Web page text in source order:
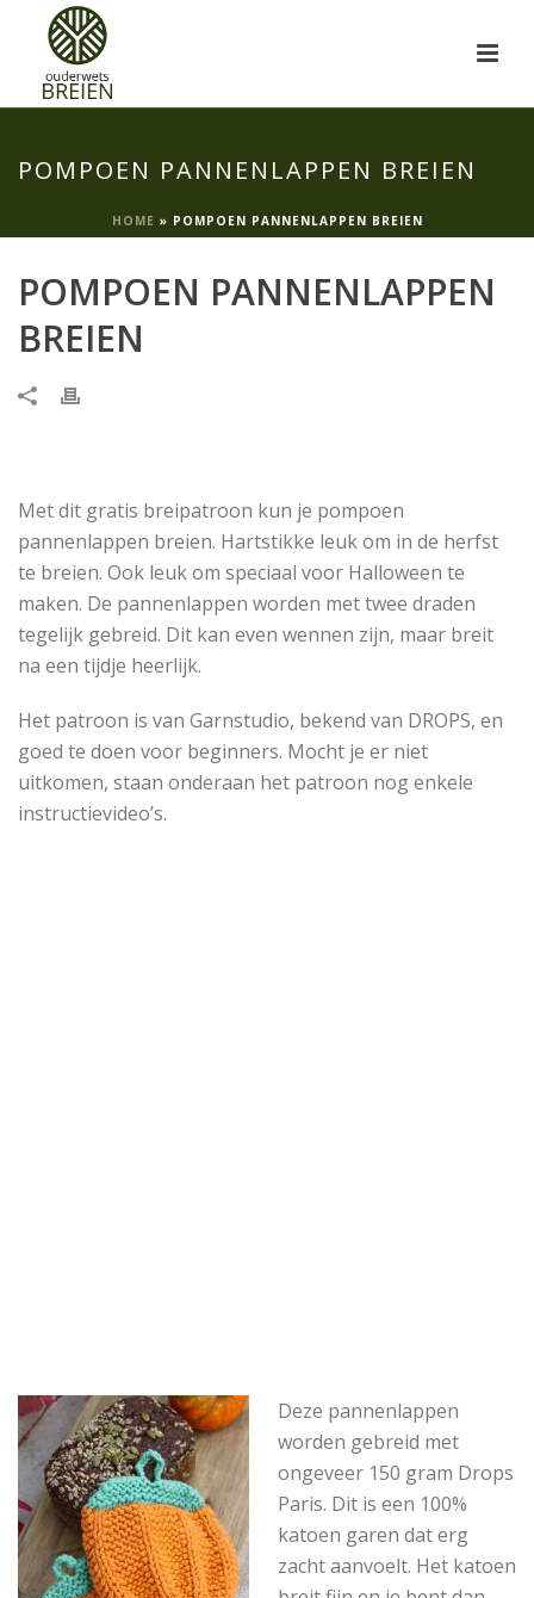
POMPOEN PANNENLAPPEN BREIEN
HOME » POMPOEN PANNENLAPPEN BREIEN
POMPOEN PANNENLAPPEN
BREIEN
Met dit gratis breipatroon kun je pompoen
pannenlappen breien. Hartstikke leuk om in de herfst
te breien. Ook leuk om speciaal voor Halloween te
maken. De pannenlappen worden met twee draden
tegelijk gebreid. Dit kan even wennen zijn, maar breit
na een tijdje heerlijk.
Het patroon is van Garnstudio, bekend van DROPS, en
goed te doen voor beginners. Mocht je er niet
uitkomen, staan onderaan het patroon nog enkele
instructievideo’s.
Deze pannenlappen
worden gebreid met
ongeveer 150 gram Drops
Paris. Dit is een 100%
katoen garen dat erg
zacht aanvoelt. Het katoen